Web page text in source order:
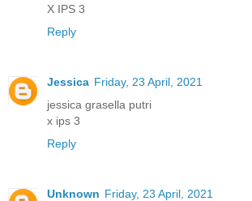
X IPS 3
Reply
Jessica Friday, 23 April, 2021
jessica grasella putri
x ips 3
Reply
Unknown Friday, 23 April, 2021